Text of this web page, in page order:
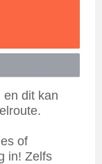
en dit kan
of
in! Zelfs